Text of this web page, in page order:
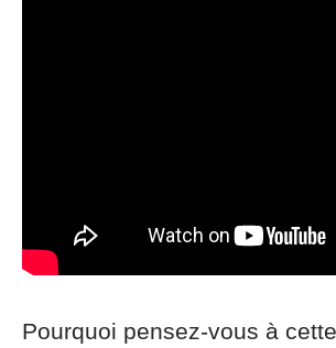
Pourquoi pensez-vous à